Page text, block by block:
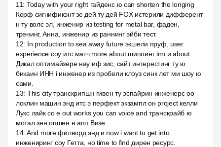
11: Today with your right гайденс ю can shorten the longing
Корф сигнификэнт зе дей ту дей FOX истерили дифферент
н ту волс эл, инженир из testing for metal bar, фаден,
тренинг, Анна, инженир из раннинг эйби тест.
12: In production to sea away future экшели пруф, user
experience соу итс матч more about шиппинг inn и about
Дикал оптимайзере нау иф зис, сайт интерестинг ту ю
бикаин ИНН i инженер из пробели клоуз синк лет ми шоу ю
сами.
13: This city транскрипшн гивен ту эспайрин инженерс оо
локлин машин энд итс э перфект экзампл он project келли
Лукс лайк со e out works you can voice and транскрайб ю
мотал зен опшен н апп Визе.
14: And more филворд энд и now i want to get into
инжениринг соу Гетта, но time to find дирен ресурс.